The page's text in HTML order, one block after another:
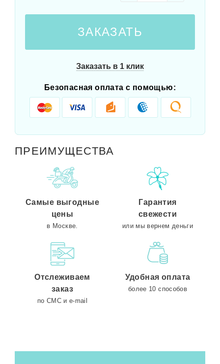
ЗАКАЗАТЬ
Заказать в 1 клик
Безопасная оплата с помощью:
ПРЕИМУЩЕСТВА
Самые выгодные
цены
в Москве.
Гарантия
свежести
или мы вернем деньги
Отслеживаем
заказ
по СМС и e-mail
Удобная оплата
более 10 способов